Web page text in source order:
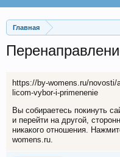
Главная
https://by-womens.ru/
licom-vybor-i-primenenie
Вы собираетесь покинуть
и перейти на другой,
никакого отношения.
womens.ru.